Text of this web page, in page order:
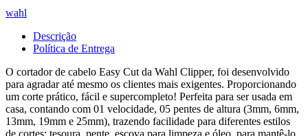
wahl
Descrição
Política de Entrega
O cortador de cabelo Easy Cut da Wahl Clipper, foi desenvolvido
para agradar até mesmo os clientes mais exigentes. Proporcionando
um corte prático, fácil e supercompleto! Perfeita para ser usada em
casa, contando com 01 velocidade, 05 pentes de altura (3mm, 6mm,
13mm, 19mm e 25mm), trazendo facilidade para diferentes estilos
de cortes; tesoura, pente, escova para limpeza e óleo, para mantê-lo